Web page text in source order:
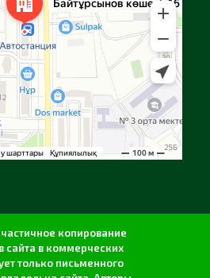
копирование
сайта в коммерческих
только письменного